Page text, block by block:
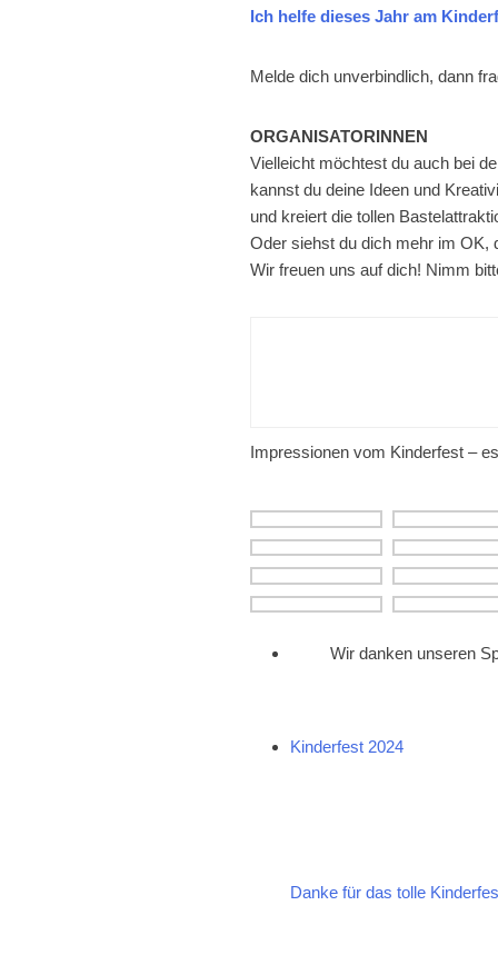
Ich helfe dieses Jahr am
Melde dich unverbindlich, dann
ORGANISATORINNEN
Vielleicht möchtest du auch bei
kannst du deine Ideen und
und kreiert die tollen
Oder siehst du dich mehr im OK,
Wir freuen uns auf dich! Nimm
Impressionen vom Kinderfest –
Wir danken unseren
Kinderfest 2024
Danke für das tolle